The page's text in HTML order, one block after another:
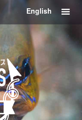
English